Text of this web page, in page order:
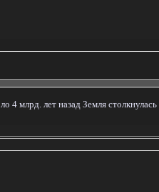
4 млрд. лет назад Земля